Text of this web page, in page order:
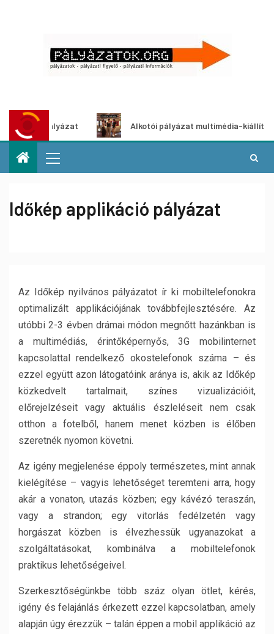
Alkotói pályázat multimédia-kiállításhoz
Időkép applikáció pályázat
Az Időkép nyilvános pályázatot ír ki mobiltelefonokra
optimalizált applikációjának továbbfejlesztésére. Az
utóbbi 2-3 évben drámai módon megnőtt hazánkban is
a multimédiás, érintőképernyős, 3G mobilinternet
kapcsolattal rendelkező okostelefonok száma – és
ezzel együtt azon látogatóink aránya is, akik az Időkép
közkedvelt tartalmait, színes vizualizációit,
előrejelzéseit vagy aktuális észleléseit nem csak
otthon a fotelből, hanem menet közben is élőben
szeretnék nyomon követni.
Az igény megjelenése éppoly természetes, mint annak
kielégítése – vagyis lehetőséget teremteni arra, hogy
akár a vonaton, utazás közben; egy kávézó teraszán,
vagy a strandon; egy vitorlás fedélzetén vagy
horgászat közben is élvezhessük ugyanazokat a
szolgáltatásokat, kombinálva a mobiltelefonok
praktikus lehetőségeivel.
Szerkesztőségünkbe több száz olyan ötlet, kérés,
igény és felajánlás érkezett ezzel kapcsolatban, amely
alapján úgy érezzük – talán éppen a mobil applikáció az